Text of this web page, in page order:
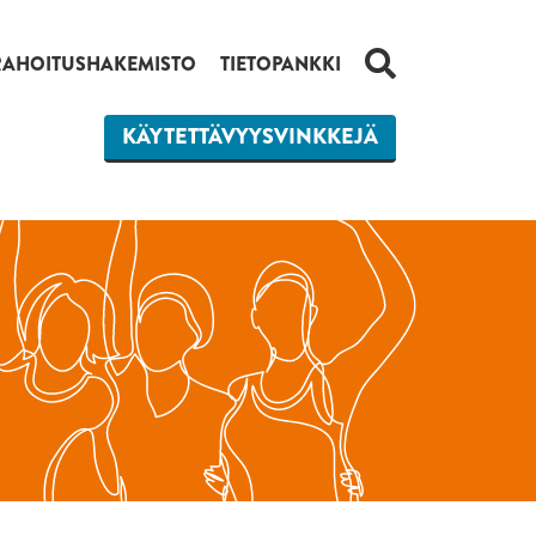
TIETOPANKKI HAKU
KÄYTETTÄVYYSVINKKEJÄ